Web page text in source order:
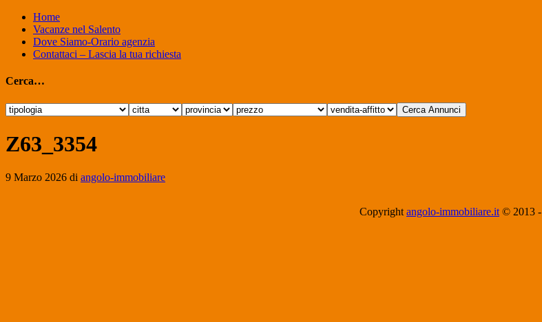
Home
Vacanze nel Salento
Dove Siamo-Orario agenzia
Contattaci – Lascia la tua richiesta
Cerca…
Z63_3354
9 Marzo 2026 di angolo-immobiliare
Copyrightangolo-immobiliare.it© 2013 -